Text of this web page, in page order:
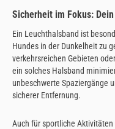
Sicherheit im Fokus:
Ein Leuchthalsband ist
Hundes in der Dunkelheit zu
verkehrsreichen Gebieten
ein solches Halsband
unbeschwerte Spaziergänge
sicherer Entfernung.
Auch für sportliche